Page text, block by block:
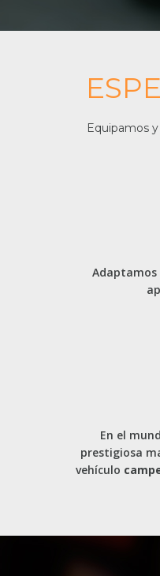
Equipamos
En el
prestigiosa
vehículo